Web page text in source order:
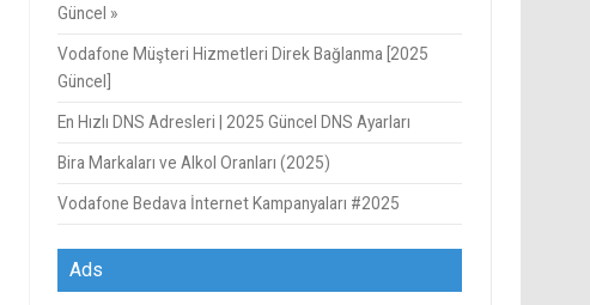
Güncel »
Vodafone Müşteri Hizmetleri Direk Bağlanma [2025
Güncel]
En Hızlı DNS Adresleri | 2025 Güncel DNS Ayarları
Bira Markaları ve Alkol Oranları (2025)
Vodafone Bedava İnternet Kampanyaları #2025
Ads